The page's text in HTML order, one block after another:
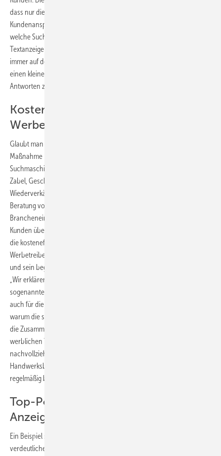
dass nur die wenigsten Unternehmer wirklich wissen, wie die
Kundenansprache über Suchmaschinenwerbung funktioniert. Über
welche Suchbegriffe will ich gefunden werden? Wie erstelle ich eine
Textanzeige für Google Adwords? Und wie bleibt meine Anzeige
immer auf der ersten Position der Startseite? Dies sind Fragen, die
einen kleinen Betrieb oft einfach überfordern, obwohl die richtigen
Antworten zum nächsten Auftrag führen könnten.
Kosteneffizienteste ­
Werbemaßnahme
Glaubt man den Branchenexperten, so ist derzeit keine werbliche
Maßnahme kurzfristiger wirksam und direkter steuerbar als
Suchmaschinenwerbung. Diese Aussagern bestätigt auch Ulrich
Zabel, Geschäftsführer von Telegate Media, dem ersten offiziellen
Wiederverkäufer von Google-Werbung. Zabels Kerngeschäft ist die
Beratung von kleinen Unternehmen über werbliche
Brancheneinträge und deren Kopplung mit Google Adwords. „Um
Kunden über das Internet zu gewinnen, ist Suchmaschinenwerbung
die kosteneffizienteste Methode überhaupt. Allerdings muss der
Werbetreibende verstehen, was Online-Marketing überhaupt für ihn
und sein begrenztes Budget bewirken kann“, erläutert Ulrich Zabel.
„Wir erklären unseren Kunden, warum wir für sie Suchbegriffe,
sogenannte Keywords, für den Brancheneintrag und entsprechend
auch für die Kopplung mit Google Adwords definieren müssen und
warum die ständige Optimierung wichtig ist. Denn nur so können sie
die Zusammenhänge zwischen den richtigen Suchbegriffen, einer
werblichen Textanzeige und dem späteren Kundenkontakt
nachvollziehen. Hilfreich sind hierbei oft die Schlüsselbegriffe, die die
Handwerksbetriebe in der Kundenansprache bisher schon
regelmäßig benutzt haben.“
Top-Position bei Google Adwords
Anzeigen erreichen
Ein Beispiel soll die Komplexität der Suchmaschinenwerbung
verdeutlichen: Ein Heizungsfachbetrieb möchte neue Kunden im